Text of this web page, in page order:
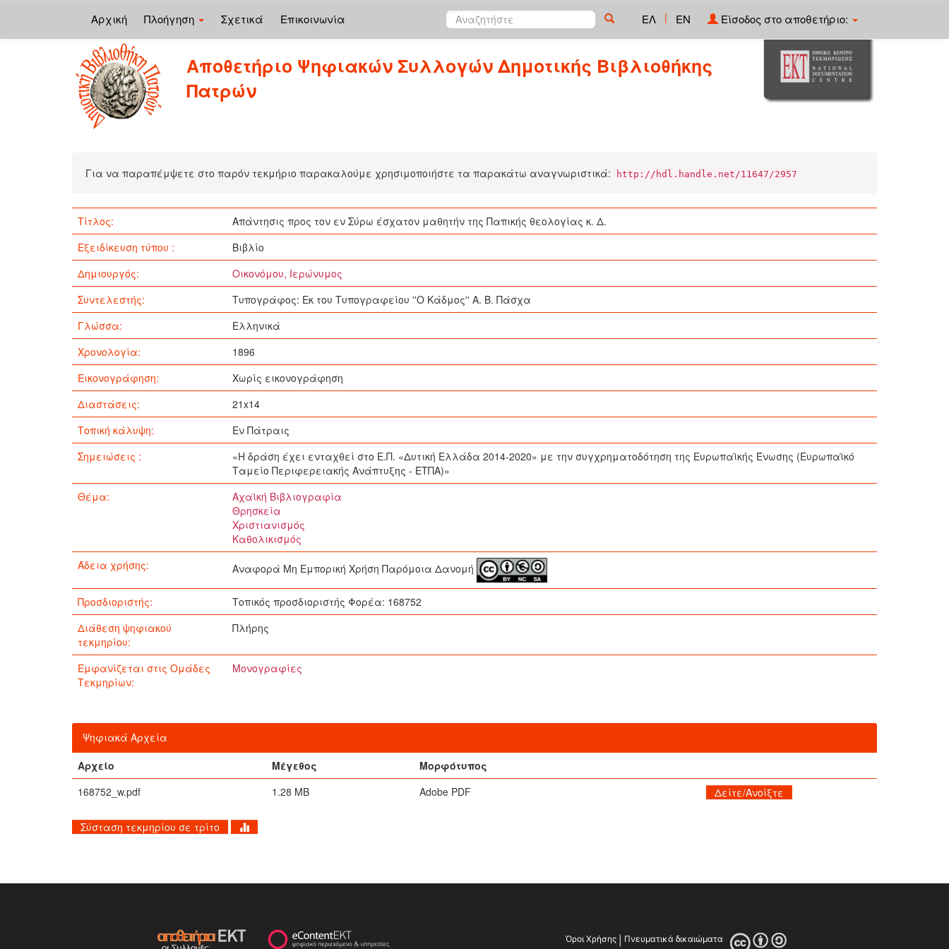
Αρχική Πλοήγηση Σχετικά Επικοινωνία ΕΛ | EN Είσοδος στο αποθετήριο:
Αποθετήριο Ψηφιακών Συλλογών Δημοτικής Βιβλιοθήκης
Πατρών
Για να παραπέμψετε στο παρόν τεκμήριο παρακαλούμε χρησιμοποιήστε τα παρακάτω αναγνωριστικά: http://hdl.handle.net/11647/2957
Τίτλος:
Απάντησις προς τον εν Σύρω έσχατον μαθητήν της Παπικής θεολογίας κ. Δ.
Εξειδίκευση τύπου :
Βιβλίο
Δημιουργός:
Οικονόμου, Ιερώνυμος
Συντελεστής:
Τυπογράφος: Εκ του Τυπογραφείου ''Ο Κάδμος'' Α. Β. Πάσχα
Γλώσσα:
Ελληνικά
Χρονολογία:
1896
Εικονογράφηση:
Χωρίς εικονογράφηση
Διαστάσεις:
21x14
Τοπική κάλυψη:
Εν Πάτραις
Σημειώσεις :
«Η δράση έχει ενταχθεί στο Ε.Π. «Δυτική Ελλάδα 2014-2020» με την συγχρηματοδότηση της Ευρωπαϊκής Ένωσης (Ευρωπαϊκό
Ταμείο Περιφερειακής Ανάπτυξης - ΕΤΠΑ)»
Θέμα:
Αχαϊκή Βιβλιογραφία
Θρησκεία
Χριστιανισμός
Καθολικισμός
Άδεια χρήσης:
Αναφορά Μη Εμπορική Χρήση Παρόμοια Δανομή
Προσδιοριστής:
Τοπικός προσδιοριστής Φορέα: 168752
Διάθεση ψηφιακού
τεκμηρίου:
Πλήρης
Εμφανίζεται στις Ομάδες
Τεκμηρίων:
Μονογραφίες
Ψηφιακά Αρχεία
Αρχείο
Μέγεθος
Μορφότυπος
168752_w.pdf
1.28 MB Adobe PDF Δείτε/Ανοίξτε
Σύσταση τεκμηρίου σε τρίτο